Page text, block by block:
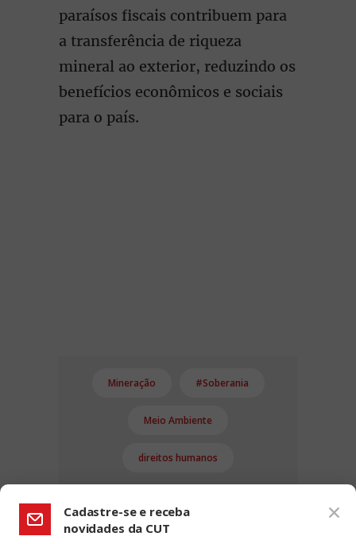
paraísos fiscais contribuem para
a transferência de riqueza
mineral ao exterior, reduzindo os
benefícios econômicos e sociais
para o país.
Mineração #Soberania
Meio Ambiente
direitos humanos
Cadastre-se e receba
novidades da CUT